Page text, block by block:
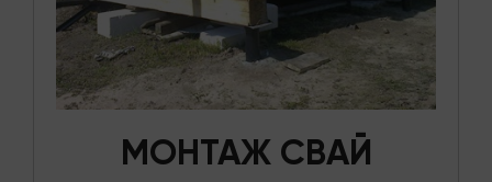
МОНТАЖ СВАЙ